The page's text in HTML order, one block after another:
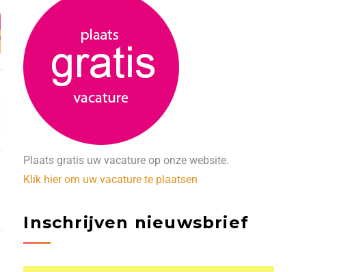
Plaats gratis uw vacature op onze website.
Klik hier om uw vacature te plaatsen
Inschrijven nieuwsbrief